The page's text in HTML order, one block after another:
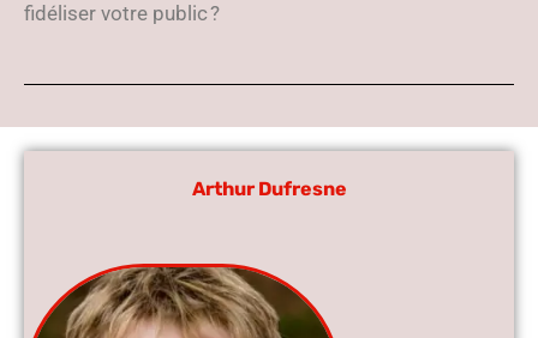
fidéliser votre public ?
Arthur Dufresne